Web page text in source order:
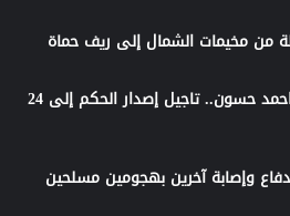
الجلسة الخامسة لمحاكمة احمد حسون.. تاجيل إصدار الحكم إلى 24
وإصابة آخرين بهجومين مسلحين